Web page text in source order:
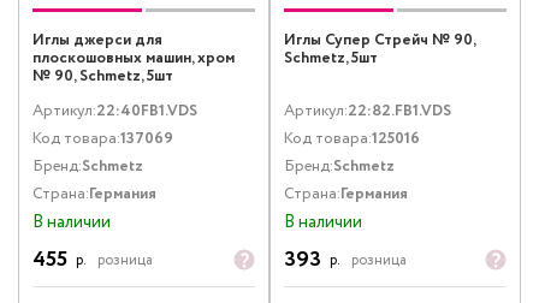
Иглы джерси для
плоскошовных машин, хром
№ 90, Schmetz, 5шт
Артикул:22:40FB1.VDS
Код товара:137069
Бренд:Schmetz
Страна:Германия
В наличии
455 р. розница
Иглы Супер Стрейч № 90,
Schmetz, 5шт
Артикул:22:82.FB1.VDS
Код товара:125016
Бренд:Schmetz
Страна:Германия
В наличии
393 р. розница